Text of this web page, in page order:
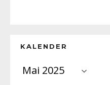
KALENDER